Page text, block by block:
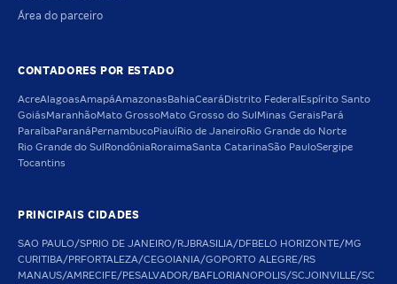
Área do parceiro
CONTADORES POR ESTADO
AcreAlagoasAmapáAmazonas BahiaCeará Distrito Federal Espírito Santo
GoiásMaranhãoMato GrossoMato Grosso do Sul Minas Gerais Pará
Paraíba Paraná PernambucoPiauíRio de JaneiroRio Grande do Norte
Rio Grande do Sul Rondônia RoraimaSanta CatarinaSão PauloSergipe
Tocantins
PRINCIPAIS CIDADES
SAO PAULO/SPRIO DE JANEIRO/RJBRASILIA/DFBELO HORIZONTE/MG
CURITIBA/PRFORTALEZA/CEGOIANIA/GOPORTO ALEGRE/RS
MANAUS/AMRECIFE/PESALVADOR/BAFLORIANOPOLIS/SCJOINVILLE/SC